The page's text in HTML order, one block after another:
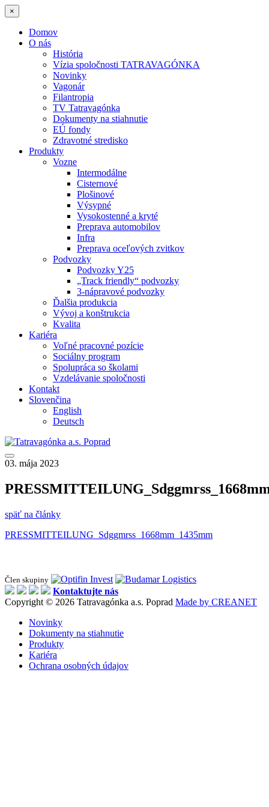
×
Domov
O nás
História
Vízia spoločnosti TATRAVAGÓNKA
Novinky
Vagonár
Filantropia
TV Tatravagónka
Dokumenty na stiahnutie
EÚ fondy
Zdravotné stredisko
Produkty
Vozne
Intermodálne
Cisternové
Plošinové
Výsypné
Vysokostenné a kryté
Preprava automobilov
Infra
Preprava oceľových zvitkov
Podvozky
Podvozky Y25
„Track friendly“ podvozky
3-nápravové podvozky
Ďalšia produkcia
Vývoj a konštrukcia
Kvalita
Kariéra
Voľné pracovné pozície
Sociálny program
Spolupráca so školami
Vzdelávanie spoločnosti
Kontakt
Slovenčina
English
Deutsch
03. mája 2023
späť na články
PRESSMITTEILUNG_Sdggmrss_1668mm_1435mm
Člen skupiny
Kontaktujte nás
Copyright © 2026 Tatravagónka a.s. Poprad Made by CREANET
Novinky
Dokumenty na stiahnutie
Produkty
Kariéra
Ochrana osobných údajov